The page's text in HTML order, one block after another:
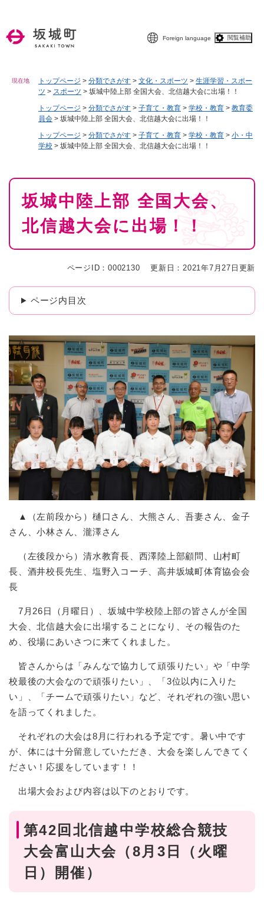
Foreign language 閲覧補助
現在地 トップページ > 分類でさがす > 文化・スポーツ > 生涯学習・スポー
ツ > スポーツ > 坂城中陸上部 全国大会、北信越大会に出場！！
トップページ > 分類でさがす > 子育て・教育 > 学校・教育 > 教育委
員会 > 坂城中陸上部 全国大会、北信越大会に出場！！
トップページ > 分類でさがす > 子育て・教育 > 学校・教育 > 小・中
学校 > 坂城中陸上部 全国大会、北信越大会に出場！！
本
坂城中陸上部 全国大会、
北信越大会に出場！！
ページID：0002130 更新日：2021年7月27日更新
ページ内目次
▲（左前段から）樋口さん、大熊さん、吾妻さん、金子
さん、小林さん、瀧澤さん
（左後段から）清水教育長、西澤陸上部顧問、山村町
長、酒井校長先生、塩野入コーチ、高井坂城町体育協会会
長
7月26日（月曜日）、坂城中学校陸上部の皆さんが全国
大会、北信越大会に出場することになり、その報告のた
め、役場にあいさつに来てくれました。
皆さんからは「みんなで協力して頑張りたい」や「中学
校最後の大会なので頑張りたい」、「3位以内に入りた
い」、「チームで頑張りたい」など、それぞれの強い思い
を語ってくれました。
それぞれの大会は8月に行われる予定です。暑い中です
が、体には十分留意していただき、大会を楽しんできてく
ださい！応援をしています！！
出場大会および内容は以下のとおりです。
第42回北信越中学校総合競技
大会富山大会（8月3日（火曜
日）開催）